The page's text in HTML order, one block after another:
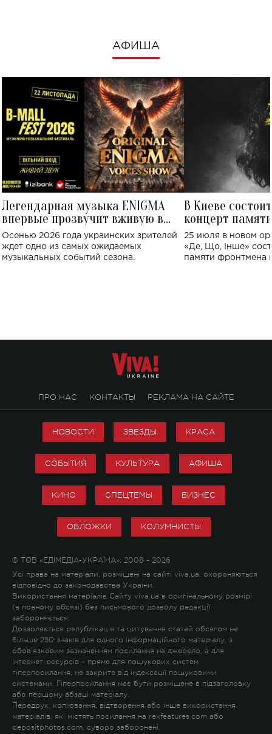
АФИША
Легендарная музыка ENIGMA
впервые прозвучит вживую в
Украине: где состоится концерт
Осенью 2026 года украинских зрителей
ждет одно из самых ожидаемых
музыкальных событий сезона.
В Киеве
концерт
Клименко:
исполнят песни
25 июля в новом
«Де, Що, Інше»
памяти фронтмена
ПРО НАС КОНТАКТЫ РЕКЛАМА НА САЙТЕ
НОВОСТИ ЗВЕЗДЫ КРАСА
СОБЫТИЯ КУЛЬТУРА АФИША
КИНО СПЕЦТЕМЫ БИЗНЕС
ОБЛОЖКИ КОЛУМНИСТЫ
© ТОВ «ЕДІМЕДІА-УКРАЇНА», 2008 - 2026
Усі права на матеріали, розміщені на сайті viva.ua, охороняються
відповідно до законодавства України.
Використання матеріалів Сайту viva.ua в оригінальному розмірі
(в повному обсязі) без письмового дозволу редакції
забороняється.
Дозволяється републікація та цитування статей обсягом не
більше 250 знаків для одного інформаційного матеріалу, з
обов'язковим зазначенням посилання на джерело, а для
Інтернет-ресурсів – пряме для пошукових систем
гіперпосилання, не закрите від індексації пошуковими
системами. Гіперпосилання має бути розміщене в підзаголовку
або першому абзаці матеріалу.
Передрук, копіювання, відтворення або інше використання
матеріалів, які містять посилання на rexfeatures.com або
depositphotos.com, суворо заборонені.